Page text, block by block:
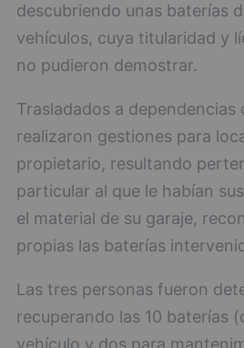
descubriendo unas baterías
vehículos, cuya titularidad y
no pudieron demostrar.
Trasladados a dependencias
realizaron gestiones para
propietario, resultando
particular al que le habían
el material de su garaje,
propias las baterías
Las tres personas fueron
recuperando las 10 baterías
vehículo y dos para